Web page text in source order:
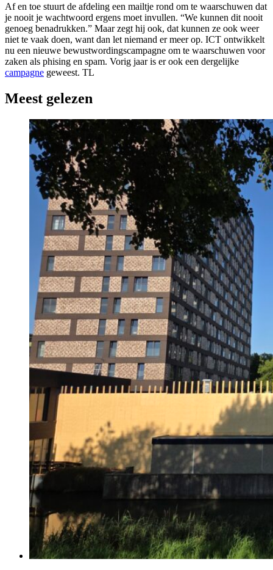
Af en toe stuurt de afdeling een mailtje rond om te waarschuwen dat
je nooit je wachtwoord ergens moet invullen. “We kunnen dit nooit
genoeg benadrukken.” Maar zegt hij ook, dat kunnen ze ook weer
niet te vaak doen, want dan let niemand er meer op. ICT ontwikkelt
nu een nieuwe bewustwordingscampagne om te waarschuwen voor
zaken als phising en spam. Vorig jaar is er ook een dergelijke
campagne geweest. TL
Meest gelezen